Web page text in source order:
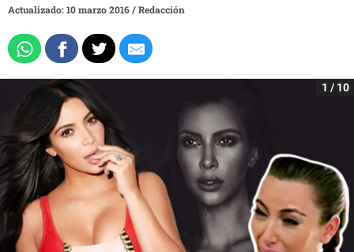
Actualizado: 10 marzo 2016/Redacción
1 / 10